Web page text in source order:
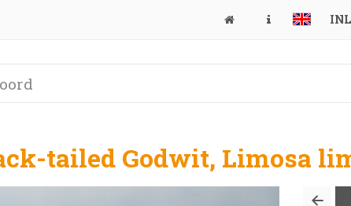
tailed Godwit, Limosa